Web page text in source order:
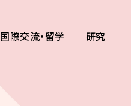
国際交流・留学 研究